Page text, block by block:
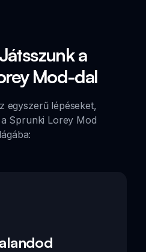
a
Mod-dal
egyszerű lépéseket,
Sprunki Lorey Mod